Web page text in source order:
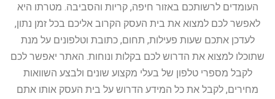
העומדים לרשותכם באזור חיפה, קריות והסביבה. מטרתו היא
לאפשר לכם למצוא את בית העסק הקרוב אליכם בכל זמן נתון,
לעדכן אתכם שעות פעילות, תחום, כתובת וטלפונים על מנת
שתוכלו למצוא את הדרוש לכם בקלות ונוחות. האתר יאפשר לכם
לקבל מספרי טלפון של בעלי מקצוע שונים ולבצע השוואות
מחירים, לקבל את כל המידע הדרוש על בית העסק אותו אתם